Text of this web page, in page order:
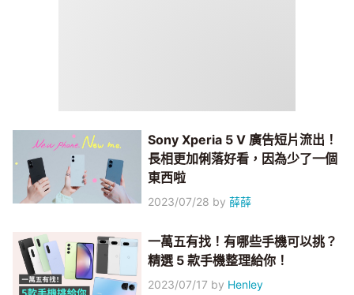
Sony Xperia 5 V 廣告短片流出！
長相更加俐落好看，因為少了一個
東西啦
2023/07/28 by薛薛
一萬五有找！有哪些手機可以挑？
精選 5 款手機整理給你！
2023/07/17 by Henley